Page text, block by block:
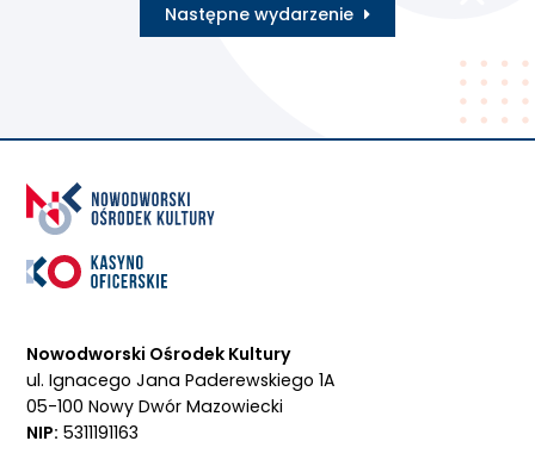
Następne wydarzenie
Nowodworski Ośrodek Kultury
ul. Ignacego Jana Paderewskiego 1A
05-100 Nowy Dwór Mazowiecki
NIP: 5311191163